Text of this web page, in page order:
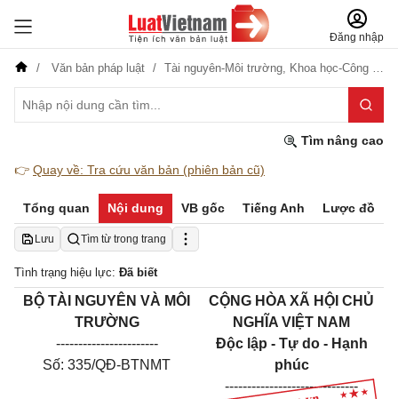
Đăng nhập
Văn bản pháp luật Tài nguyên-Môi trường, Khoa học-Công nghệ
Tìm nâng cao
👉 Quay về: Tra cứu văn bản (phiên bản cũ)
Tổng quan Nội dung VB gốc Tiếng Anh Lược đồ
Lưu Tìm từ trong trang
Tình trạng hiệu lực: Đã biết
BỘ TÀI NGUYÊN VÀ MÔI
TRƯỜNG
-----------------------
Số: 335/QĐ-BTNMT
CỘNG HÒA XÃ HỘI CHỦ
NGHĨA VIỆT NAM
Độc lập - Tự do - Hạnh
phúc
------------------------------